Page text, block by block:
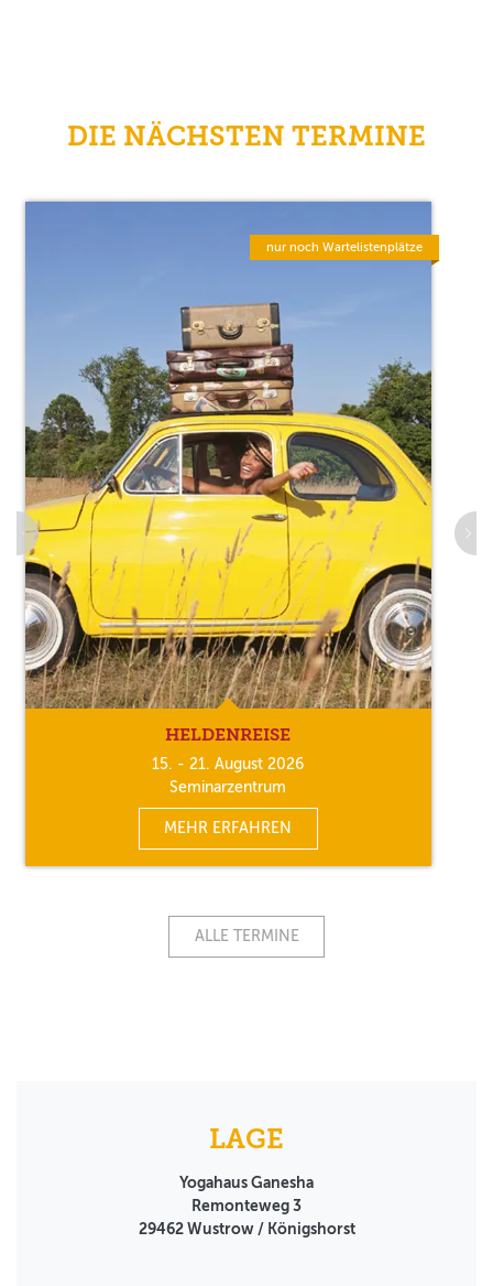
DIE NÄCHSTEN TERMINE
nur noch Wartelistenplätze
HELDENREISE
15. - 21. August 2026
Seminarzentrum
MEHR ERFAHREN
ALLE TERMINE
LAGE
Yogahaus Ganesha
Remonteweg 3
29462 Wustrow / Königshorst